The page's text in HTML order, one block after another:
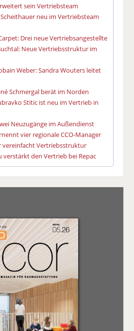
sein Vertriebsteam
Scheithauer neu im Vertriebsteam
Drei neue Vertriebsangestellte
Neue Vertriebsstruktur im
Weber: Sandra Wouters leitet
Schmergal berät im Norden
Stitic ist neu im Vertrieb in
Neuzugänge im Außendienst
vier regionale CCO-Manager
vereinfacht Vertriebsstruktur
verstärkt den Vertrieb bei Repac